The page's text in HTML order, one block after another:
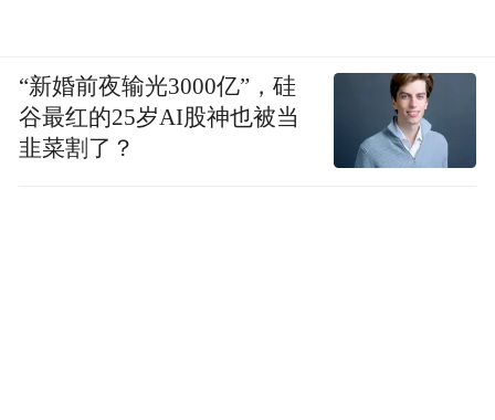
“新婚前夜输光3000亿”，硅
谷最红的25岁AI股神也被当
韭菜割了？